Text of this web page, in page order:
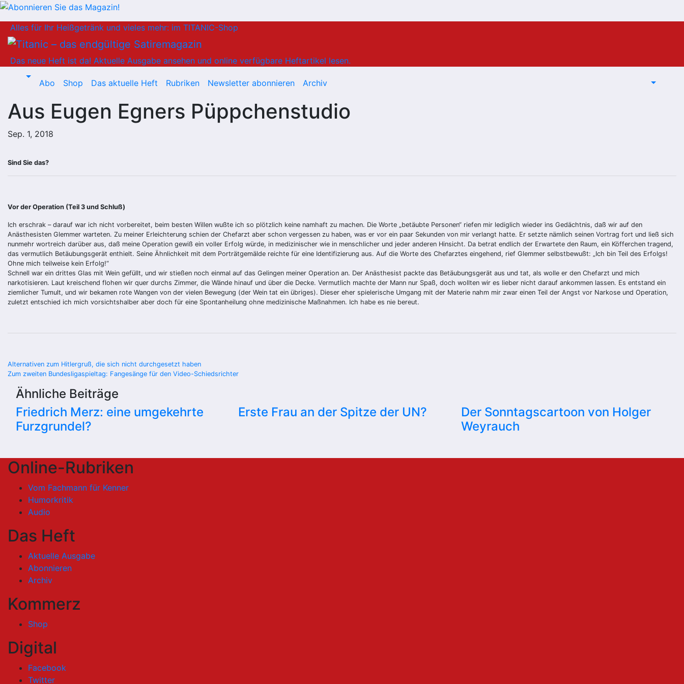
Inhalt
springen
Alles für Ihr Heißgetränk und vieles mehr: im TITANIC-Shop
Das neue Heft ist da! Aktuelle Ausgabe ansehen und online verfügbare Heftartikel lesen.
Abo Shop Das aktuelle Heft Rubriken Newsletter abonnieren Archiv
Aus Eugen Egners Püppchenstudio
Sep. 1, 2018
Sind Sie das?
Vor der Operation (Teil 3 und Schluß)
Ich erschrak – darauf war ich nicht vorbereitet, beim besten Willen wußte ich so plötzlich keine namhaft zu machen. Die Worte „betäubte Personen“ riefen mir lediglich wieder ins Gedächtnis, daß wir auf den
Anästhesisten Glemmer warteten. Zu meiner Erleichterung schien der Chefarzt aber schon vergessen zu haben, was er vor ein paar Sekunden von mir verlangt hatte. Er setzte nämlich seinen Vortrag fort und ließ sich
nunmehr wortreich darüber aus, daß meine Operation gewiß ein voller Erfolg würde, in medizinischer wie in menschlicher und jeder anderen Hinsicht. Da betrat endlich der Erwartete den Raum, ein Köfferchen tragend,
das vermutlich Betäubungsgerät enthielt. Seine Ähnlichkeit mit dem Porträtgemälde reichte für eine Identifizierung aus. Auf die Worte des Chefarztes eingehend, rief Glemmer selbstbewußt: „Ich bin Teil des Erfolgs!
Ohne mich teilweise kein Erfolg!“
Schnell war ein drittes Glas mit Wein gefüllt, und wir stießen noch einmal auf das Gelingen meiner Operation an. Der Anästhesist packte das Betäubungsgerät aus und tat, als wolle er den Chefarzt und mich
narkotisieren. Laut kreischend flohen wir quer durchs Zimmer, die Wände hinauf und über die Decke. Vermutlich machte der Mann nur Spaß, doch wollten wir es lieber nicht darauf ankommen lassen. Es entstand ein
ziemlicher Tumult, und wir bekamen rote Wangen von der vielen Bewegung (der Wein tat ein übriges). Dieser eher spielerische Umgang mit der Materie nahm mir zwar einen Teil der Angst vor Narkose und Operation,
zuletzt entschied ich mich vorsichtshalber aber doch für eine Spontanheilung ohne medizinische Maßnahmen. Ich habe es nie bereut.
Beitragsnavigation
Alternativen zum Hitlergruß, die sich nicht durchgesetzt haben
Zum zweiten Bundesligaspieltag: Fangesänge für den Video-Schiedsrichter
Ähnliche Beiträge
Friedrich Merz: eine umgekehrte
Furzgrundel?
Erste Frau an der Spitze der UN?
Der Sonntagscartoon von Holger
Weyrauch
Online-Rubriken
Vom Fachmann für Kenner
Humorkritik
Audio
Das Heft
Aktuelle Ausgabe
Abonnieren
Archiv
Kommerz
Shop
Digital
Facebook
Twitter